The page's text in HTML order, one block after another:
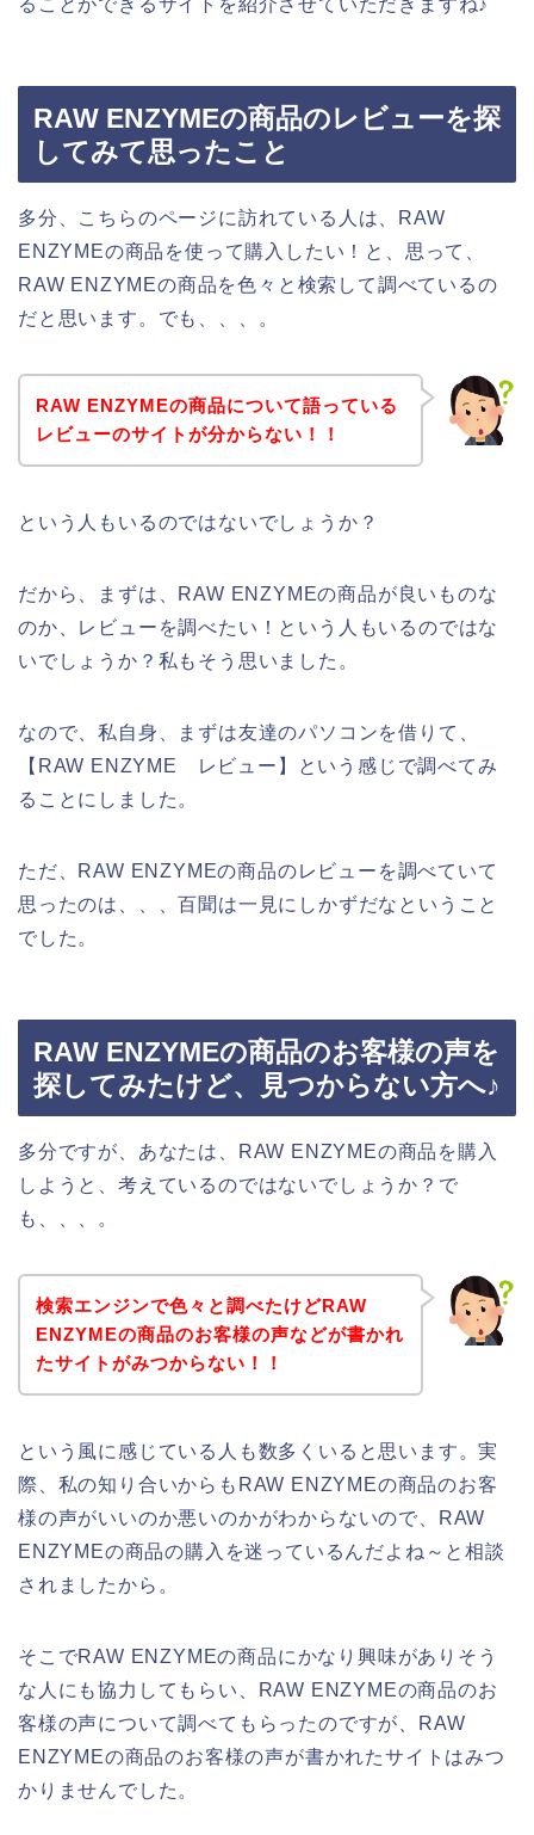
RAW ENZYMEの商品のレビューを探
してみて思ったこと
多分、こちらのページに訪れている人は、RAW
ENZYMEの商品を使って購入したい！と、思って、
RAW ENZYMEの商品を色々と検索して調べているの
だと思います。でも、、、。
RAW ENZYMEの商品について語っている
レビューのサイトが分からない！！
という人もいるのではないでしょうか？
だから、まずは、RAW ENZYMEの商品が良いものな
のか、レビューを調べたい！という人もいるのではな
いでしょうか？私もそう思いました。
なので、私自身、まずは友達のパソコンを借りて、
【RAW ENZYME レビュー】という感じで調べてみ
ることにしました。
ただ、RAW ENZYMEの商品のレビューを調べていて
思ったのは、、、百聞は一見にしかずだなということ
でした。
RAW ENZYMEの商品のお客様の声を
探してみたけど、見つからない方へ♪
多分ですが、あなたは、RAW ENZYMEの商品を購入
しようと、考えているのではないでしょうか？で
も、、、。
検索エンジンで色々と調べたけどRAW
ENZYMEの商品のお客様の声などが書かれ
たサイトがみつからない！！
という風に感じている人も数多くいると思います。実
際、私の知り合いからもRAW ENZYMEの商品のお客
様の声がいいのか悪いのかがわからないので、RAW
ENZYMEの商品の購入を迷っているんだよね～と相談
されましたから。
そこでRAW ENZYMEの商品にかなり興味がありそう
な人にも協力してもらい、RAW ENZYMEの商品のお
客様の声について調べてもらったのですが、RAW
ENZYMEの商品のお客様の声が書かれたサイトはみつ
かりませんでした。